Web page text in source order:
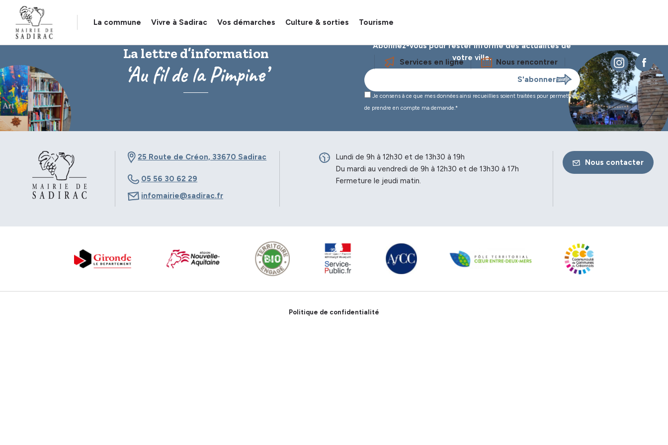
La commune Vivre à Sadirac Vos démarches Culture & sorties Tourisme
Services en ligne Nous rencontrer
La lettre d’information
‘Au fil de la Pimpine’
Abonnez-vous pour rester informé desactualités de
votre ville.
Je consens à ce que mes données ainsi recueillies soient traitées pour permettre
de prendre en compte ma demande.*
25 Route de Créon, 33670 Sadirac
05 56 30 62 29
infomairie@sadirac.fr
Lundi de 9h à 12h30 et de 13h30 à 19h
Du mardi au vendredi de 9h à 12h30 et de 13h30 à 17h
Fermeture le jeudi matin.
Nous contacter
Politique de confidentialité
Panneau de gestion des cookies